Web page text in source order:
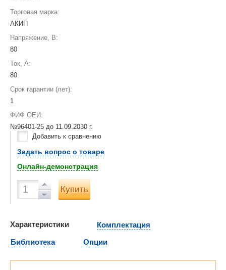
Торговая марка:
АКИП
Напряжение, В:
80
Ток, А:
80
Срок гарантии (лет):
1
ФИФ ОЕИ:
№96401-25 до 11.09.2030 г.
Добавить к сравнению
Задать вопрос о товаре
Онлайн-демонстрация
Купить
Характеристики
Комплектация
Библиотека
Опции